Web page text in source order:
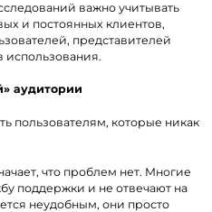
важно учитывать
и постоянных клиентов,
представителей
использования.
аудитории
пользователям, которые никак
что проблем нет. Многие
поддержки и не отвечают на
неудобным, они просто